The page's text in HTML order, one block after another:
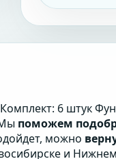
6 штук
поможем
можно
и